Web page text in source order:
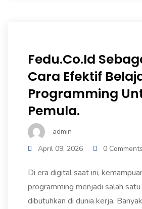
Fedu.co.id
Cara Efektif
Programming
Pemula.
admin
April 09, 2026
0 Comments
Di era digital saat ini,
programming menjadi salah
dibutuhkan di dunia kerja.